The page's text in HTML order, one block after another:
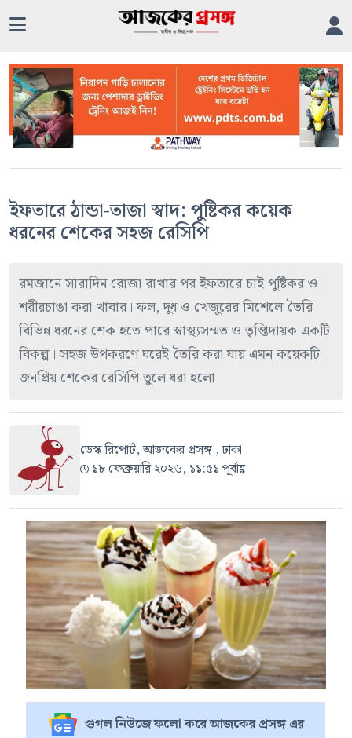
ইফতারে ঠান্ডা-তাজা স্বাদ: পুষ্টিকর কয়েক
ধরনের শেকের সহজ রেসিপি
রমজানে সারাদিন রোজা রাখার পর ইফতারে চাই পুষ্টিকর ও
শরীরচাঙা করা খাবার। ফল, দুধ ও খেজুরের মিশেলে তৈরি
বিভিন্ন ধরনের শেক হতে পারে স্বাস্থ্যসম্মত ও তৃপ্তিদায়ক একটি
বিকল্প। সহজ উপকরণে ঘরেই তৈরি করা যায় এমন কয়েকটি
জনপ্রিয় শেকের রেসিপি তুলে ধরা হলো
ডেস্ক রিপোর্ট, আজকের প্রসঙ্গ , ঢাকা
১৮ ফেব্রুয়ারি ২০২৬, ১১:৫১ পূর্বাহ্ণ
গুগল নিউজে ফলো করে আজকের প্রসঙ্গ এর